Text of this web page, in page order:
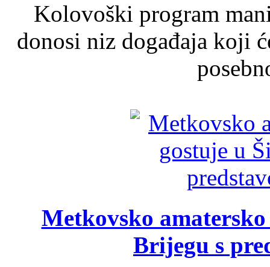
Kolovoški program
donosi niz događaja koji
Metkovsko
Brijegu s